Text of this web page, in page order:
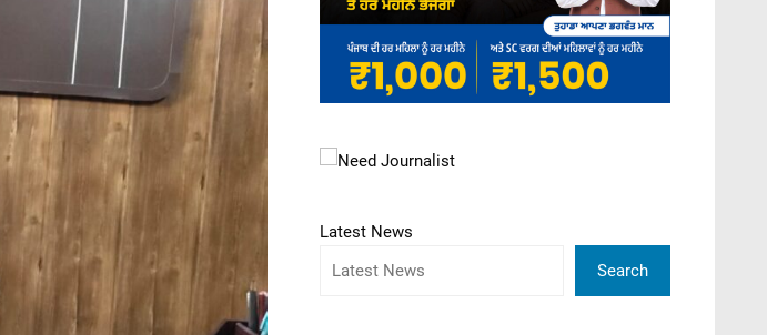
Latest News
Search